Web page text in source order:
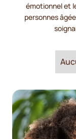
émotionnel et
personnes